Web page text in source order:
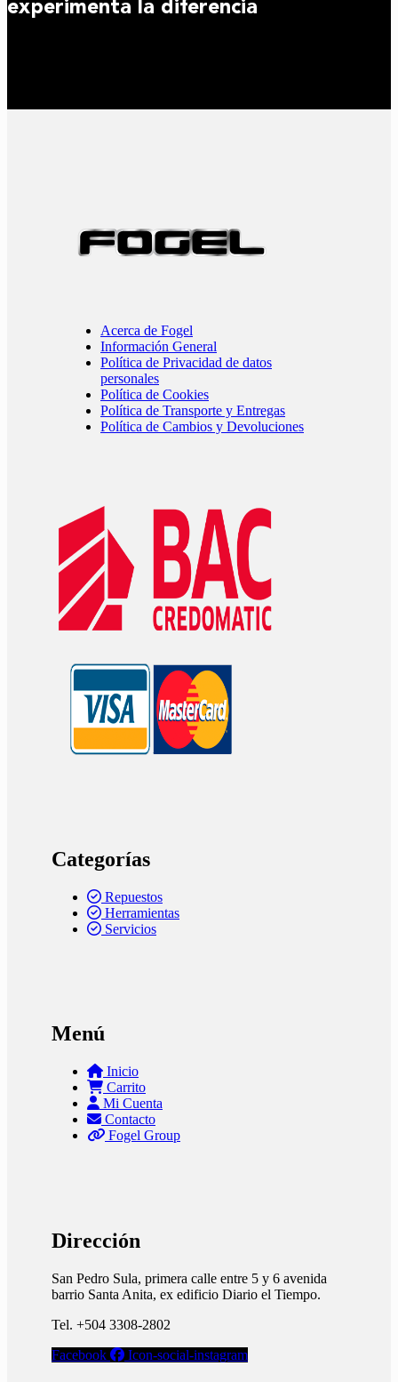
experimenta la diferencia
Acerca de Fogel
Información General
Política de Privacidad de datos
personales
Política de Cookies
Política de Transporte y Entregas
Política de Cambios y Devoluciones
Categorías
Repuestos
Herramientas
Servicios
Menú
Inicio
Carrito
Mi Cuenta
Contacto
Fogel Group
Dirección
San Pedro Sula, primera calle entre 5 y 6 avenida
barrio Santa Anita, ex edificio Diario el Tiempo.​
Tel. +504 3308-2802
Facebook
Icon-social-instagram